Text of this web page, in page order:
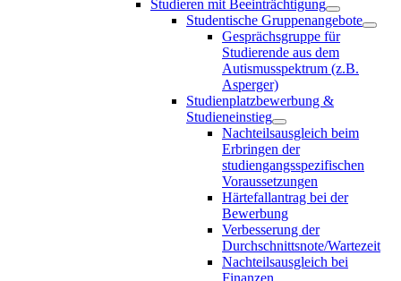
Studieren mit Beeinträchtigung
Studentische Gruppenangebote
Gesprächsgruppe für
Studierende aus dem
Autismusspektrum (z.B.
Asperger)
Studienplatzbewerbung &
Studieneinstieg
Nachteilsausgleich beim
Erbringen der
studiengangsspezifischen
Voraussetzungen
Härtefallantrag bei der
Bewerbung
Verbesserung der
Durchschnittsnote/Wartezeit
Nachteilsausgleich bei
Finanzen